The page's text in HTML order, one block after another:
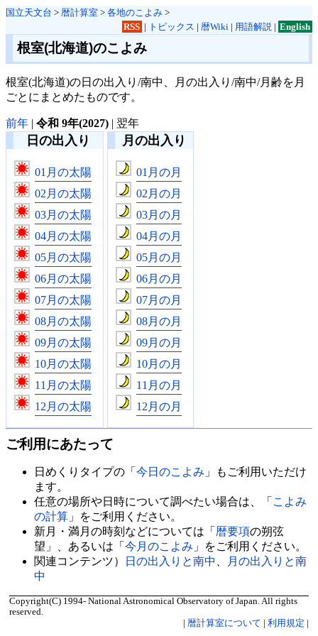
国立天文台 > 暦計算室 > 各地のこよみ >
RSS | トピックス | 暦Wiki| 用語解説| English
根室(北海道)のこよみ
根室(北海道)の日の出入り/南中、月の出入り/南中/月齢を月
ごとにまとめたものです。
前年 | 令和 9年(2027) | 翌年
日の出入り
01月の太陽
02月の太陽
03月の太陽
04月の太陽
05月の太陽
06月の太陽
07月の太陽
08月の太陽
09月の太陽
10月の太陽
11月の太陽
12月の太陽
月の出入り
01月の月
02月の月
03月の月
04月の月
05月の月
06月の月
07月の月
08月の月
09月の月
10月の月
11月の月
12月の月
ご利用にあたって
日めくりタイプの「 今日のこよみ 」もご利用いただけ
ます。
任意の場所や日時について調べたい場合は、「 こよみ
の計算 」をご利用ください。
新月・満月の時刻などについては「 暦要項の朔弦
望」、あるいは「 今月のこよみ 」をご利用ください。
関連コンテンツ）
日の出入りと南中
月の出入りと南
中
Copyright(C) 1994- National Astronomical Observatory of Japan. All rights
reserved.
| 暦計算室について | 利用規定 |